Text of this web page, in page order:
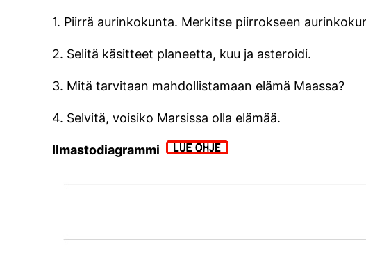
1. Piirrä aurinkokunta. Merkitse piirrokseen
2. Selitä käsitteet planeetta, kuu ja asteroidi.
3. Mitä tarvitaan mahdollistamaan elämä Maassa?
4. Selvitä, voisiko Marsissa olla elämää.
Ilmastodiagrammi